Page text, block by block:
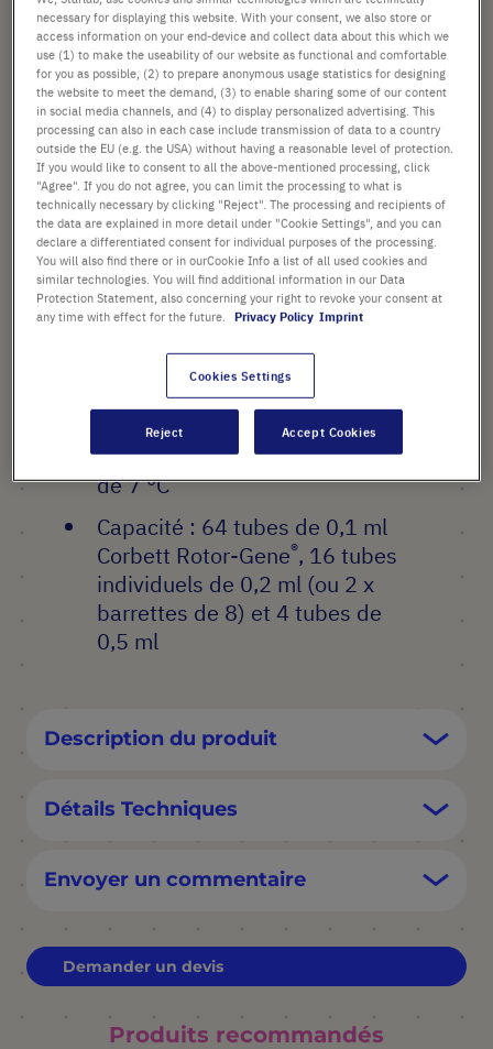
POINTS FORTS
Maintient la température des
échantillons en-dessous de 4°C
pendant 2,5 heures*
Matériau innovant, changeant
de couleur pour indiquer que le
rack approche la température
de 7 °C
Capacité : 64 tubes de 0,1 ml
Corbett Rotor-Gene®, 16 tubes
individuels de 0,2 ml (ou 2 x
barrettes de 8) et 4 tubes de
0,5 ml
- +
Ajouter
au
panier
2 Pièces (1 Pack × 2 Pièces)
Description du produit
Détails Techniques
Envoyer un commentaire
Demander un devis
Produits recommandés
necessary for displaying this website. With your consent, we also store or
access information on your end-device and collect data about this which we
use (1) to make the useability of our website as functional and comfortable
for you as possible, (2) to prepare anonymous usage statistics for designing
the website to meet the demand, (3) to enable sharing some of our content
in social media channels, and (4) to display personalized advertising. This
processing can also in each case include transmission of data to a country
outside the EU (e.g. the USA) without having a reasonable level of protection.
If you would like to consent to all the above-mentioned processing, click
"Agree". If you do not agree, you can limit the processing to what is
technically necessary by clicking "Reject". The processing and recipients of
the data are explained in more detail under "Cookie Settings", and you can
declare a differentiated consent for individual purposes of the processing.
You will also find there or in ourCookie Info a list of all used cookies and
similar technologies. You will find additional information in our Data
Protection Statement, also concerning your right to revoke your consent at
any time with effect for the future.
Privacy Policy Imprint
Cookies Settings
Reject Accept Cookies